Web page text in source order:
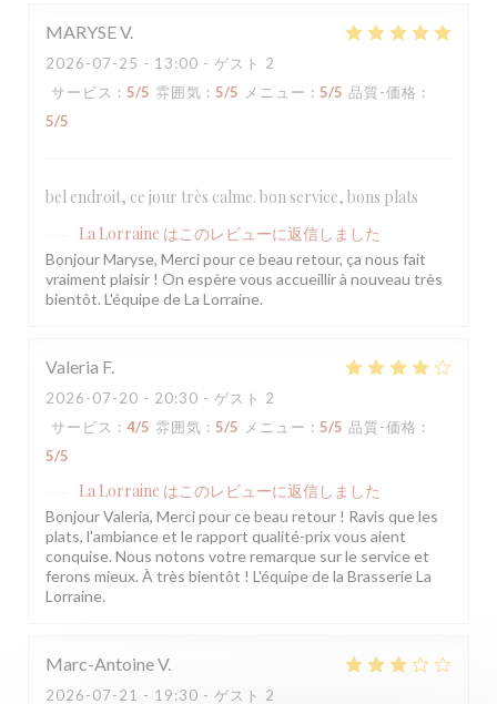
MARYSEV
2026-07-25 - 13:00 - ゲスト 2
サービス : 5/5 雰囲気 : 5/5 メニュー : 5/5 品質-価格 :
5/5
bel endroit, ce jour très calme. bon service, bons plats
La Lorraine はこのレビューに返信しました
Bonjour Maryse, Merci pour ce beau retour, ça nous fait
vraiment plaisir ! On espère vous accueillir à nouveau très
bientôt. L'équipe de La Lorraine.
Valeria F
2026-07-20 - 20:30 - ゲスト 2
サービス : 4/5 雰囲気 : 5/5 メニュー : 5/5 品質-価格 :
5/5
La Lorraine はこのレビューに返信しました
Bonjour Valeria, Merci pour ce beau retour ! Ravis que les
plats, l'ambiance et le rapport qualité-prix vous aient
conquise. Nous notons votre remarque sur le service et
ferons mieux. À très bientôt ! L'équipe de la Brasserie La
Lorraine.
Marc-AntoineV
2026-07-21 - 19:30 - ゲスト 2